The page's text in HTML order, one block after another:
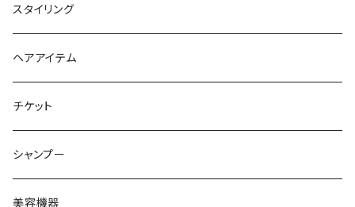
トリートメント
ヘアオイル
スタイリング
ヘアアイテム
チケット
シャンプー
美容機器